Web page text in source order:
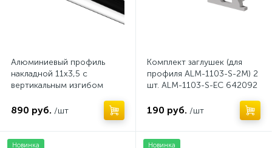
Алюминиевый профиль
накладной 11x3,5 с
вертикальным изгибом
2M 631018
890 руб. /шт
Комплект заглушек (для
профиля ALM-1103-S-2M) 2
шт. ALM-1103-S-EC 642092
190 руб. /шт
Новинка Новинка